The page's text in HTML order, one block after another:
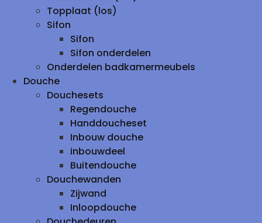
Topplaat (los)
Sifon
Sifon
Sifon onderdelen
Onderdelen badkamermeubels
Douche
Douchesets
Regendouche
Handdoucheset
Inbouw douche
inbouwdeel
Buitendouche
Douchewanden
Zijwand
Inloopdouche